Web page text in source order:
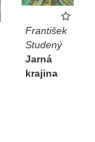
František
Studený
Jarná
krajina